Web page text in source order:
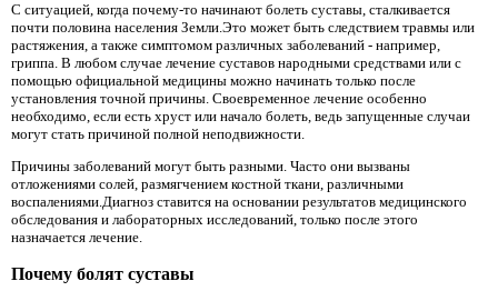
С ситуацией, когда почему-то начинают болеть суставы, сталкивается
почти половина населения Земли.Это может быть следствием травмы или
растяжения, а также симптомом различных заболеваний - например,
гриппа. В любом случае лечение суставов народными средствами или с
помощью официальной медицины можно начинать только после
установления точной причины. Своевременное лечение особенно
необходимо, если есть хруст или начало болеть, ведь запущенные случаи
могут стать причиной полной неподвижности.
Причины заболеваний могут быть разными. Часто они вызваны
отложениями солей, размягчением костной ткани, различными
воспалениями.Диагноз ставится на основании результатов медицинского
обследования и лабораторных исследований, только после этого
назначается лечение.
Почему болят суставы